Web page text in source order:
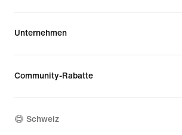
Unternehmen
Community-Rabatte
Schweiz